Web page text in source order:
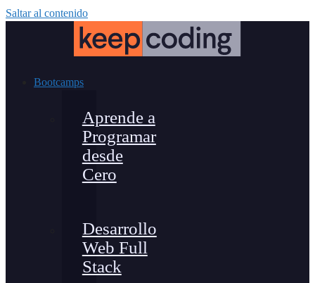
Saltar al contenido
Bootcamps
Aprende a
Programar
desde
Cero
Desarrollo
Web Full
Stack